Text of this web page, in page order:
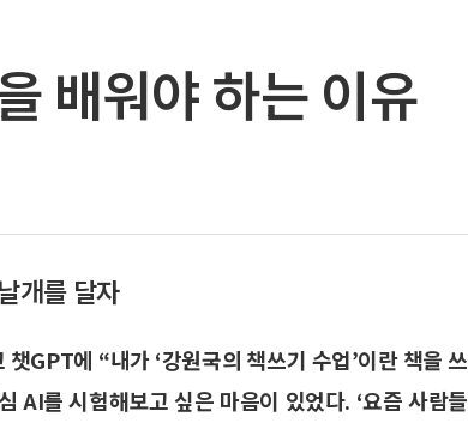
배워야 하는 이유
개를 달자
GPT에 “내가 ‘강원국의 책쓰기 수업’이란 책을 쓰
AI를 시험해보고 싶은 마음이 있었다. ‘요즘 사람들